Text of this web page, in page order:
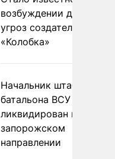
возбуждении дела из-
угроз создателям
«Колобка»
Начальник штаба
батальона ВСУ
ликвидирован на
запорожском
направлении